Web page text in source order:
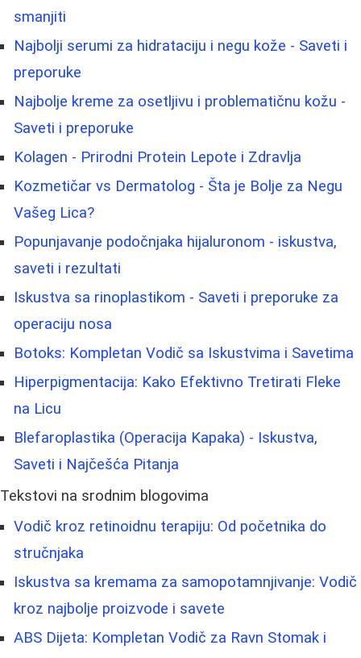
smanjiti
Najbolji serumi za hidrataciju i negu kože - Saveti i
preporuke
Najbolje kreme za osetljivu i problematičnu kožu -
Saveti i preporuke
Kolagen - Prirodni Protein Lepote i Zdravlja
Kozmetičar vs Dermatolog - Šta je Bolje za Negu
Vašeg Lica?
Popunjavanje podočnjaka hijaluronom - iskustva,
saveti i rezultati
Iskustva sa rinoplastikom - Saveti i preporuke za
operaciju nosa
Botoks: Kompletan Vodič sa Iskustvima i Savetima
Hiperpigmentacija: Kako Efektivno Tretirati Fleke
na Licu
Blefaroplastika (Operacija Kapaka) - Iskustva,
Saveti i Najčešća Pitanja
Tekstovi na srodnim blogovima
Vodič kroz retinoidnu terapiju: Od početnika do
stručnjaka
Iskustva sa kremama za samopotamnjivanje: Vodič
kroz najbolje proizvode i savete
ABS Dijeta: Kompletan Vodič za Ravn Stomak i